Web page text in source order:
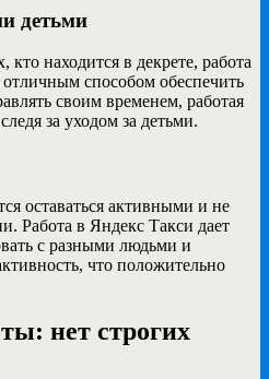
детьми
кто находится в декрете, работа
способом обеспечить
своим временем, работая
за уходом за детьми.
оставаться активными и не
Работа в Яндекс Такси дает
с разными людьми и
что положительно
нет строгих